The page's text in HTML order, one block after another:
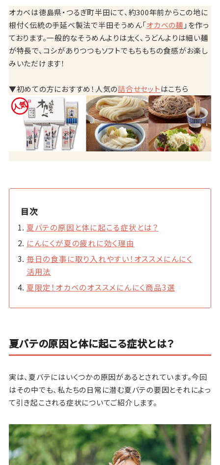
オカベは徳島県・つるぎ町半田にて、約300年前からこの地に
根付く伝統の手延べ製法で半田そうめん「オカベの麺 」を作っ
ております。一般的なそうめんよりは太く、うどんよりは細い麺
が特長で、コシがありつつもソフトでもちもちの食感がお楽し
みいただけます！
▼初めての方におすすめ！人気の詰合せセットはこちら
目次
夏バテの原因と体に起こる症状とは？
にんにくが夏の疲れに効く理由
毎日の食事に取り入れやすい！オススメにんにく
活用法
夏限定！オカベのオススメにんにく商品3選
夏バテの原因と体に起こる症状とは？
実は、夏バテにはいくつかの原因があるとされています。今回
はその中でも、私たちの日常に潜む夏バテの要因とそれによっ
て引き起こされる症状についてご紹介します。